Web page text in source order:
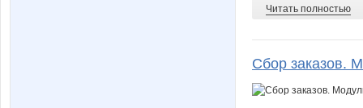
Читать полностью
Сбор заказов.